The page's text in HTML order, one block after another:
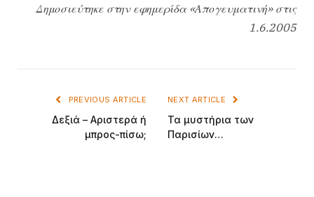
Δημοσιεύτηκε στην εφημερίδα «Απογευματινή» στις
1.6.2005
PREVIOUS ARTICLE
Δεξιά – Αριστερά ή
μπρος-πίσω;
NEXT ARTICLE
Τα μυστήρια των
Παρισίων…